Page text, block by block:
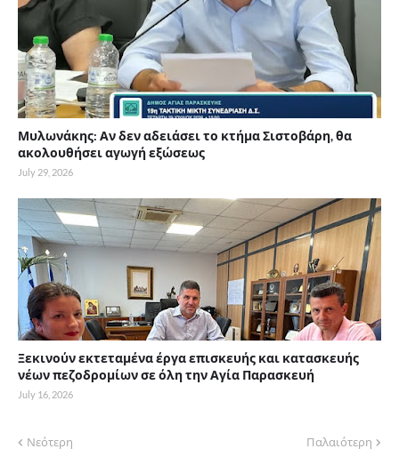
Μυλωνάκης: Αν δεν αδειάσει το κτήμα Σιστοβάρη, θα
ακολουθήσει αγωγή εξώσεως
July 29, 2026
Ξεκινούν εκτεταμένα έργα επισκευής και κατασκευής
νέων πεζοδρομίων σε όλη την Αγία Παρασκευή
July 16, 2026
Νεότερη Παλαιότερη